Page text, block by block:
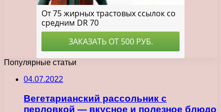
Популярные статьи
04.07.2022
Вегетарианский рассольник с
перловкой — вкусное и полезное блюдо